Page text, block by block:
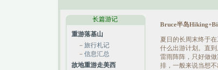
长篇游记
重游落基山
－ 旅行札记
－ 信息汇总
故地重游走美西
Bruce半岛
夏日的长周末终于
什么出游计划。直
雷雨阵阵，只好做
排，一般来说当想